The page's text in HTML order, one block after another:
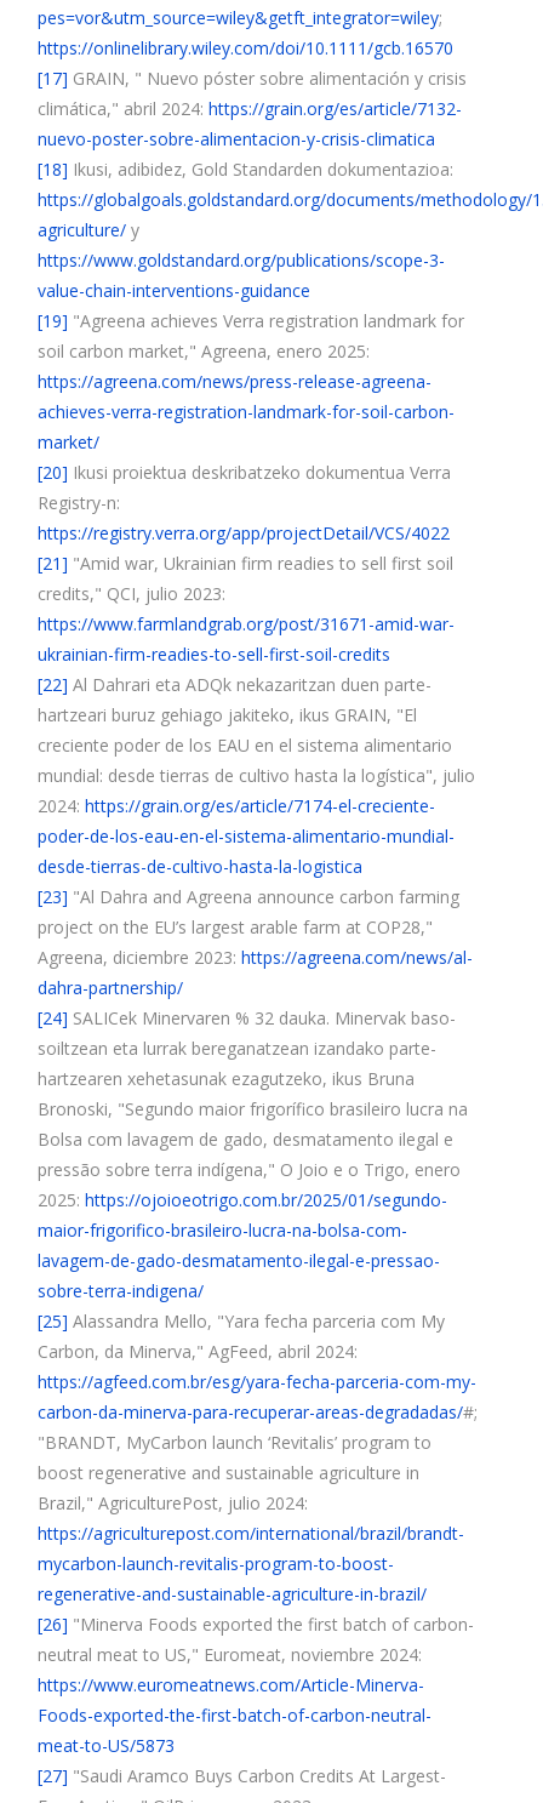
pes=vor&utm_source=wiley&getft_integrator=wiley;
https://onlinelibrary.wiley.com/doi/10.1111/gcb.16570
[17] GRAIN, " Nuevo póster sobre alimentación y crisis
climática," abril 2024: https://grain.org/es/article/7132-
nuevo-poster-sobre-alimentacion-y-crisis-climatica
[18] Ikusi, adibidez, Gold Standarden dokumentazioa:
https://globalgoals.goldstandard.org/documents/methodology/
agriculture/ y
https://www.goldstandard.org/publications/scope-3-
value-chain-interventions-guidance
[19] "Agreena achieves Verra registration landmark for
soil carbon market," Agreena, enero 2025:
https://agreena.com/news/press-release-agreena-
achieves-verra-registration-landmark-for-soil-carbon-
market/
[20] Ikusi proiektua deskribatzeko dokumentua Verra
Registry-n:
https://registry.verra.org/app/projectDetail/VCS/4022
[21] "Amid war, Ukrainian firm readies to sell first soil
credits," QCI, julio 2023:
https://www.farmlandgrab.org/post/31671-amid-war-
ukrainian-firm-readies-to-sell-first-soil-credits
[22] Al Dahrari eta ADQk nekazaritzan duen parte-
hartzeari buruz gehiago jakiteko, ikus GRAIN, "El
creciente poder de los EAU en el sistema alimentario
mundial: desde tierras de cultivo hasta la logística", julio
2024: https://grain.org/es/article/7174-el-creciente-
poder-de-los-eau-en-el-sistema-alimentario-mundial-
desde-tierras-de-cultivo-hasta-la-logistica
[23] "Al Dahra and Agreena announce carbon farming
project on the EU’s largest arable farm at COP28,"
Agreena, diciembre 2023: https://agreena.com/news/al-
dahra-partnership/
[24] SALICek Minervaren % 32 dauka. Minervak baso-
soiltzean eta lurrak bereganatzean izandako parte-
hartzearen xehetasunak ezagutzeko, ikus Bruna
Bronoski, "Segundo maior frigorífico brasileiro lucra na
Bolsa com lavagem de gado, desmatamento ilegal e
pressão sobre terra indígena," O Joio e o Trigo, enero
2025: https://ojoioeotrigo.com.br/2025/01/segundo-
maior-frigorifico-brasileiro-lucra-na-bolsa-com-
lavagem-de-gado-desmatamento-ilegal-e-pressao-
sobre-terra-indigena/
[25] Alassandra Mello, "Yara fecha parceria com My
Carbon, da Minerva," AgFeed, abril 2024:
https://agfeed.com.br/esg/yara-fecha-parceria-com-my-
carbon-da-minerva-para-recuperar-areas-degradadas/#;
"BRANDT, MyCarbon launch ‘Revitalis’ program to
boost regenerative and sustainable agriculture in
Brazil," AgriculturePost, julio 2024:
https://agriculturepost.com/international/brazil/brandt-
mycarbon-launch-revitalis-program-to-boost-
regenerative-and-sustainable-agriculture-in-brazil/
[26] "Minerva Foods exported the first batch of carbon-
neutral meat to US," Euromeat, noviembre 2024:
https://www.euromeatnews.com/Article-Minerva-
Foods-exported-the-first-batch-of-carbon-neutral-
meat-to-US/5873
[27] "Saudi Aramco Buys Carbon Credits At Largest-